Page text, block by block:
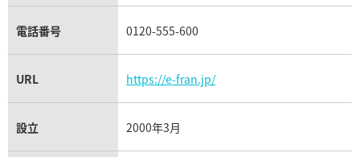
電話番号 0120-555-600
URL https://e-fran.jp/
設立 2000年3月